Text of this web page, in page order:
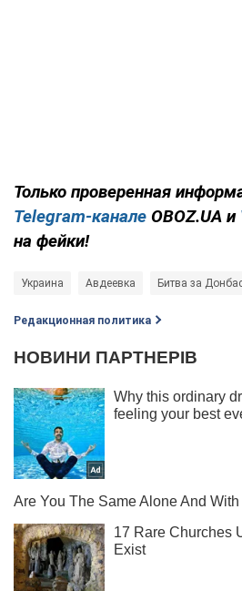
Только проверенная
Telegram-канале OBOZ.UA и
на фейки!
Украина Авдеевка Битва за
Редакционная политика